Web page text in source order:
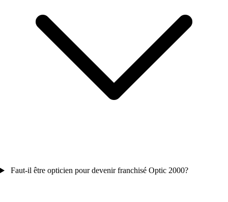
Faut-il être opticien pour devenir franchisé Optic 2000?